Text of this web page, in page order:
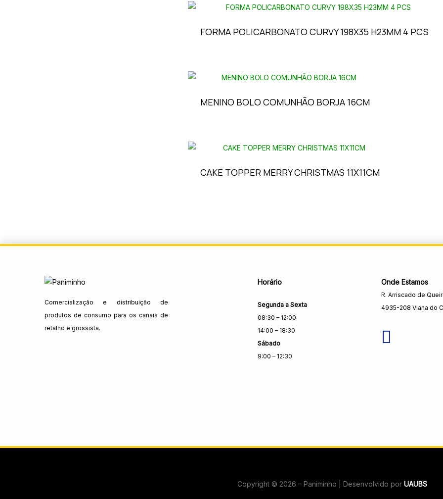
FORMA POLICARBONATO CURVY 198X35 H23MM 4 PCS
MENINO BOLO COMUNHÃO BORJA 16CM
CAKE TOPPER MERRY CHRISTMAS 11X11CM
Comercialização e distribuição de
produtos de consumo para os canais de
retalho e grossista.
Horário
Segunda a Sexta
08:30 – 12:00
14:00 – 18:30
Sábado
9:00 – 12:30
Onde Estamos
R. Arriscado de
4935-208 Viana do
Copyright © 2026 – Paniminho | Desenvolvido por UAUBS